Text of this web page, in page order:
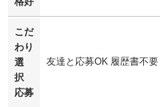
こだ
わり
選
択
応募
友達と応募OK 履歴書不要